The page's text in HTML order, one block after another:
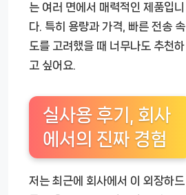
는 여러 면에서 매력적인 제품입니
다. 특히 용량과 가격, 빠른 전송 속
도를 고려했을 때 너무나도 추천하
고 싶어요.
실사용 후기, 회사
에서의 진짜 경험
저는 최근에 회사에서 이 외장하드